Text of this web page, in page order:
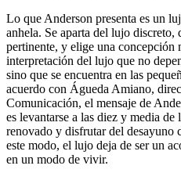
Lo que Anderson presenta es un
anhela. Se aparta del lujo discreto,
pertinente, y elige una concepción
interpretación del lujo que no
sino que se encuentra en las
acuerdo con Águeda Amiano,
Comunicación, el mensaje de
es levantarse a las diez y media de
renovado y disfrutar del desayuno
este modo, el lujo deja de ser un
en un modo de vivir.